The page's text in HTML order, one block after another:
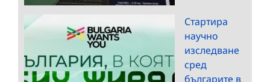
Стартира
научно
изследване
сред
българите в